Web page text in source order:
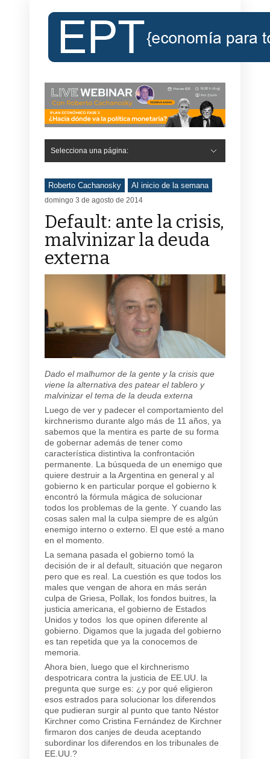
Selecciona una página:
Roberto Cachanosky Al inicio de la semana
domingo 3 de agosto de 2014
Default: ante la crisis,
malvinizar la deuda
externa
Dado el malhumor de la gente y la crisis que
viene la alternativa des patear el tablero y
malvinizar el tema de la deuda externa
Luego de ver y padecer el comportamiento del
kirchnerismo durante algo más de 11 años, ya
sabemos que la mentira es parte de su forma
de gobernar además de tener como
característica distintiva la confrontación
permanente. La búsqueda de un enemigo que
quiere destruir a la Argentina en general y al
gobierno k en particular porque el gobierno k
encontró la fórmula mágica de solucionar
todos los problemas de la gente. Y cuando las
cosas salen mal la culpa siempre de es algún
enemigo interno o externo. El que esté a mano
en el momento.
La semana pasada el gobierno tomó la
decisión de ir al default, situación que negaron
pero que es real. La cuestión es que todos los
males que vengan de ahora en más serán
culpa de Griesa, Pollak, los fondos buitres, la
justicia americana, el gobierno de Estados
Unidos y todos los que opinen diferente al
gobierno. Digamos que la jugada del gobierno
es tan repetida que ya la conocemos de
memoria.
Ahora bien, luego que el kirchnerismo
despotricara contra la justicia de EE.UU. la
pregunta que surge es: ¿y por qué eligieron
esos estrados para solucionar los diferendos
que pudieran surgir al punto que tanto Néstor
Kirchner como Cristina Fernández de Kirchner
firmaron dos canjes de deuda aceptando
subordinar los diferendos en los tribunales de
EE.UU.?